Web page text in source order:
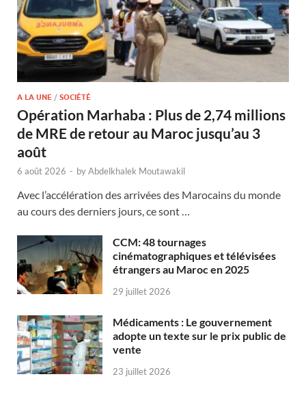
A LA UNE / SOCIÉTÉ
Opération Marhaba : Plus de 2,74 millions
de MRE de retour au Maroc jusqu’au 3
août
6 août 2026 - byAbdelkhalek Moutawakil
Avec l’accélération des arrivées des Marocains du monde
au cours des derniers jours, ce sont …
CCM: 48 tournages
cinématographiques et télévisées
étrangers au Maroc en 2025
29 juillet 2026
Médicaments : Le gouvernement
adopte un texte sur le prix public de
vente
23 juillet 2026